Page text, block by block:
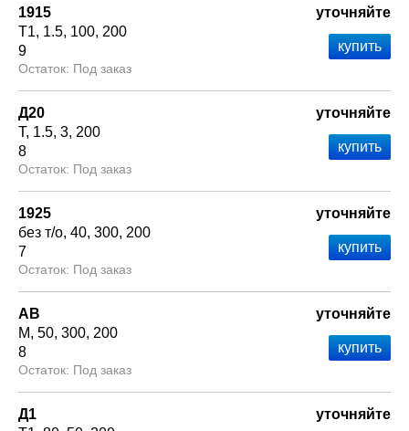
1915
Т1 1.5 100 200
9
Под заказ
уточняйте
Д20
Т 1.5 3 200
8
Под заказ
уточняйте
1925
без т/о 40 300 200
7
Под заказ
уточняйте
АВ
М 50 300 200
8
Под заказ
уточняйте
Д1
уточняйте